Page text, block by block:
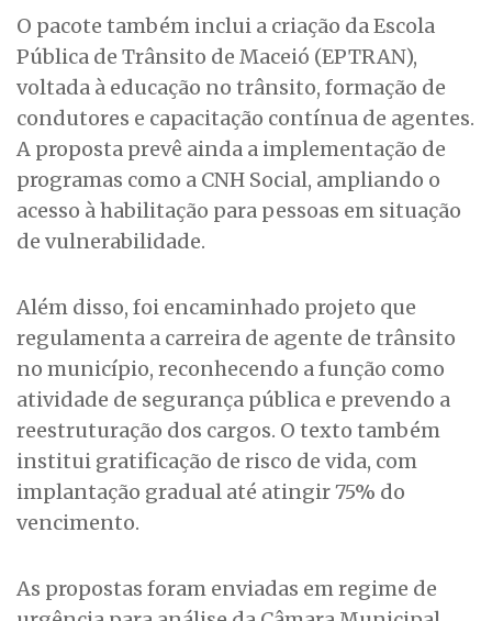
O pacote também inclui a criação da Escola
Pública de Trânsito de Maceió (EPTRAN),
voltada à educação no trânsito, formação de
condutores e capacitação contínua de agentes.
A proposta prevê ainda a implementação de
programas como a CNH Social, ampliando o
acesso à habilitação para pessoas em situação
de vulnerabilidade.
Além disso, foi encaminhado projeto que
regulamenta a carreira de agente de trânsito
no município, reconhecendo a função como
atividade de segurança pública e prevendo a
reestruturação dos cargos. O texto também
institui gratificação de risco de vida, com
implantação gradual até atingir 75% do
vencimento.
As propostas foram enviadas em regime de